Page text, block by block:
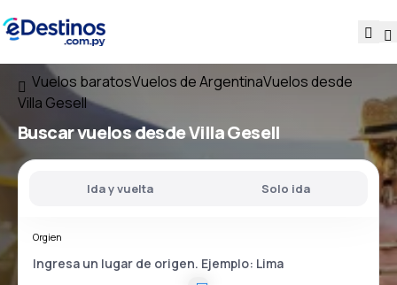
Vuelos baratosVuelos de ArgentinaVuelos desde
Villa Gesell
Buscar vuelosdesde Villa Gesell
Ida y vuelta Solo ida
Orgien